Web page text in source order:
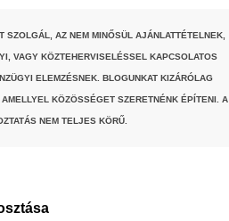
AZ NEM MINŐSÜL AJÁNLATTÉTELNEK,
VAGY KÖZTEHERVISELÉSSEL KAPCSOLATOS
ELEMZÉSNEK. BLOGUNKAT KIZÁRÓLAG
KÖZÖSSÉGET SZERETNÉNK ÉPÍTENI. A
NEM TELJES KÖRŰ.